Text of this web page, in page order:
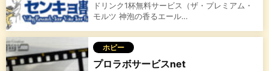
ドリンク1杯無料サービス（ザ・プレミアム・
モルツ 神泡の香るエール…
ホビー
プロラボサービスnet